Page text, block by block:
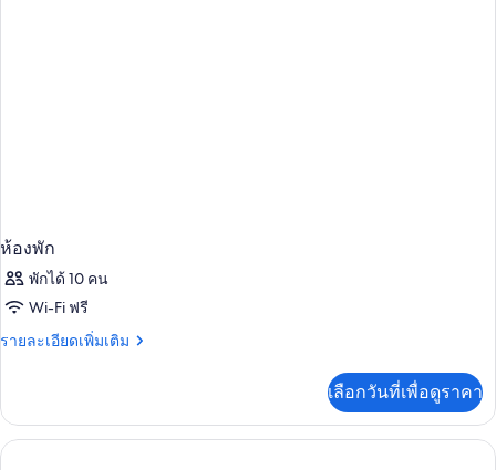
ห้องพัก
พักได้ 10 คน
Wi-Fi ฟรี
รายละเอียดเพิ่มเติม
ราย
เกี่ยว
กับ
ห้อง
เลือกวันที่เพื่อดูราคา